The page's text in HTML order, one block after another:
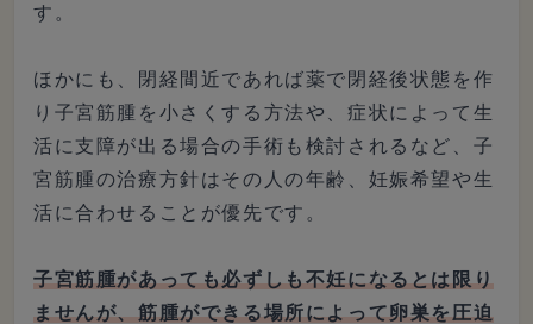
す。
ほかにも、閉経間近であれば薬で閉経後状態を作
り子宮筋腫を小さくする方法や、症状によって生
活に支障が出る場合の手術も検討されるなど、子
宮筋腫の治療方針はその人の年齢、妊娠希望や生
活に合わせることが優先です。
子宮筋腫があっても必ずしも不妊になるとは限り
ませんが、筋腫ができる場所によって卵巣を圧迫